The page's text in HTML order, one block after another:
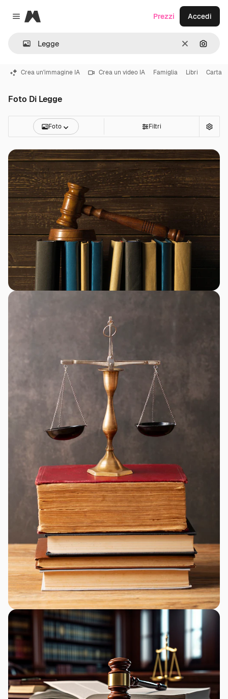
Close menu
Magnific
CancellaCerca
Prezzi Accedi
Crea un'immagine IA Crea un video IA Famiglia Libri Carta
Foto Di Legge
Foto Filtri